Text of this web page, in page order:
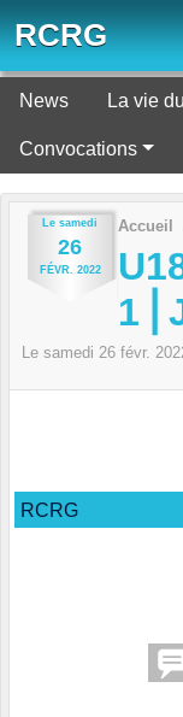
RCRG
News La vie
Convocations
Le samedi
26
FÉVR. 2022
Accueil
Le samedi 26 févr.
RCRG